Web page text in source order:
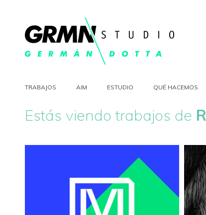
TRABAJOS AIM ESTUDIO QUÉ HACEMOS
Estás viendo trabajos de
Digital Minds